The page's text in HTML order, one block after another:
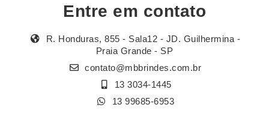
Entre em contato
R. Honduras, 855 - Sala12 - JD. Guilhermina -
Praia Grande - SP
contato@mbbrindes.com.br
13 3034-1445
13 99685-6953